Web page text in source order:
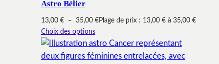
Astro Bélier
13,00 € – 35,00 €Plage de prix : 13,00 € à 35,00 €
Choix des options